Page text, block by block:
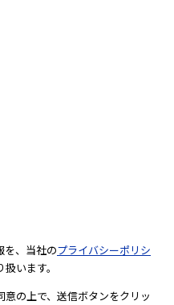
を、当社のプライバシーポリシ
います。
の上で、送信ボタンをクリッ